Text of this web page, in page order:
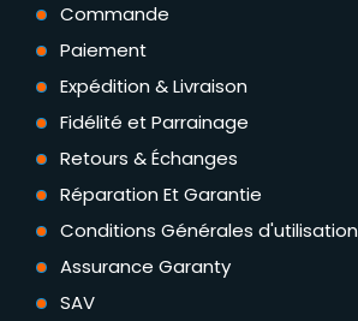
Commande
Paiement
Expédition & Livraison
Fidélité et Parrainage
Retours & Échanges
Réparation Et Garantie
Conditions Générales d'utilisation
Assurance Garanty
SAV